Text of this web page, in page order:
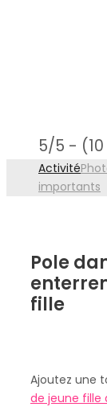
5/5 -
Activité
importants
Pole
fille
Ajoutez une
de jeune fille